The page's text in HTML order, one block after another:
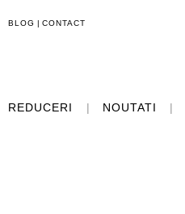
BLOG | CONTACT
REDUCERI | NOUTATI |